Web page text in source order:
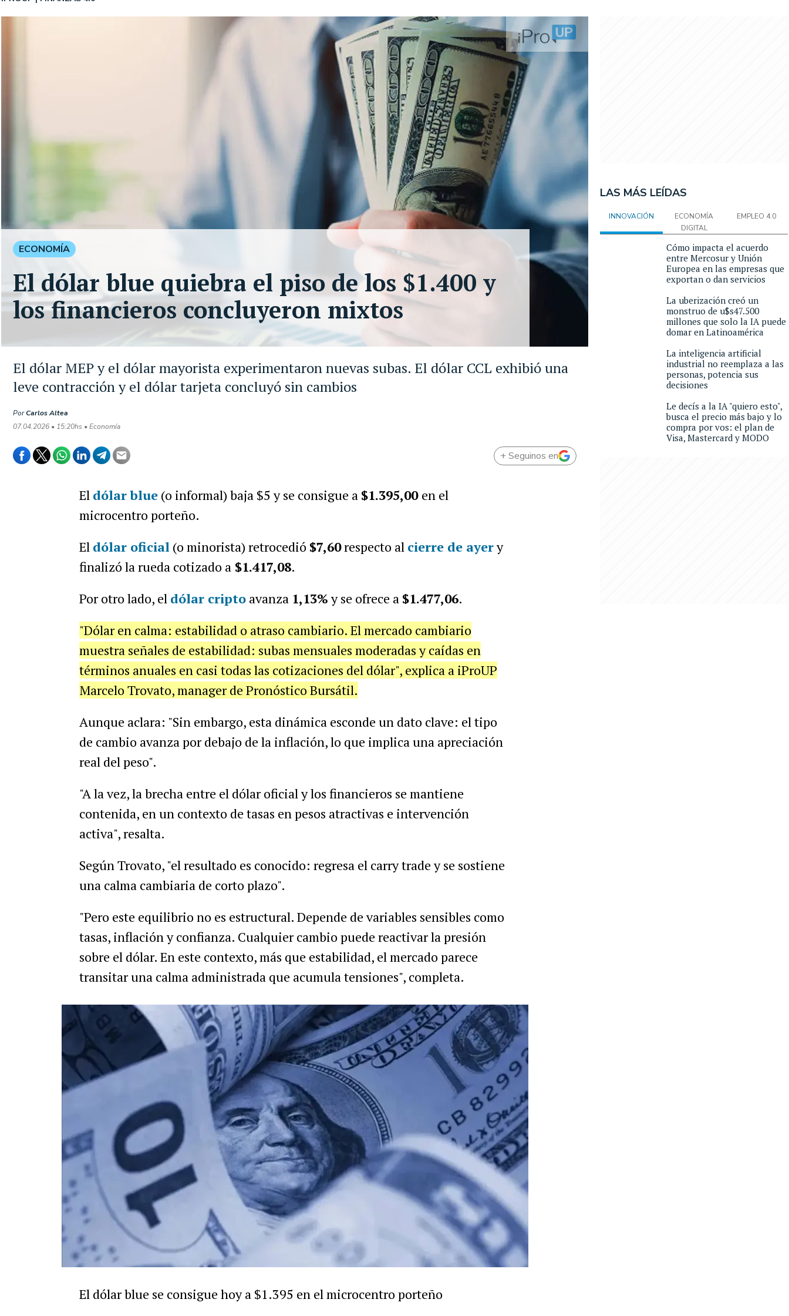
El dólar MEP y el dólar mayorista experimentaron nuevas subas. El dólar CCL exhibió una
leve contracción y el dólar tarjeta concluyó sin cambios
PorCarlos Altea
07.04.2026 • 15:20hs • Economía
ECONOMÍA
El dólar blue quiebra el piso de los $1.400 y
los financieros concluyeron mixtos
+ Seguinos en
El dólar blue(o informal) baja $5 y se consigue a $1.395,00 en el
microcentro porteño.
El dólar oficial (o minorista) retrocedió $7,60respecto al cierre de ayery
finalizó la rueda cotizado a $1.417,08.
Por otro lado, el dólar criptoavanza 1,13%y se ofrece a $1.477,06.
"Dólar en calma: estabilidad o atraso cambiario. El mercado cambiario
muestra señales de estabilidad: subas mensuales moderadas y caídas en
términos anuales en casi todas las cotizaciones del dólar", explica a iProUP
Marcelo Trovato, manager de Pronóstico Bursátil.
Aunque aclara: "Sin embargo, esta dinámica esconde un dato clave: el tipo
de cambio avanza por debajo de la inflación, lo que implica una apreciación
real del peso".
"A la vez, la brecha entre el dólar oficial y los financieros se mantiene
contenida, en un contexto de tasas en pesos atractivas e intervención
activa", resalta.
Según Trovato, "el resultado es conocido: regresa el carry trade y se sostiene
una calma cambiaria de corto plazo".
"Pero este equilibrio no es estructural. Depende de variables sensibles como
tasas, inflación y confianza. Cualquier cambio puede reactivar la presión
sobre el dólar. En este contexto, más que estabilidad, el mercado parece
transitar una calma administrada que acumula tensiones", completa.
El dólar blue se consigue hoy a $1.395 en el microcentro porteño
LAS MÁS LEÍDAS
INNOVACIÓN
ECONOMÍA
DIGITAL
EMPLEO 4.0
Cómo impacta el acuerdo
entre Mercosur y Unión
Europea en las empresas que
exportan o dan servicios
La uberización creó un
monstruo de u$s47.500
millones que solo la IA puede
domar en Latinoamérica
La inteligencia artificial
industrial no reemplaza a las
personas, potencia sus
decisiones
Le decís a la IA "quiero esto",
busca el precio más bajo y lo
compra por vos: el plan de
Visa, Mastercard y MODO